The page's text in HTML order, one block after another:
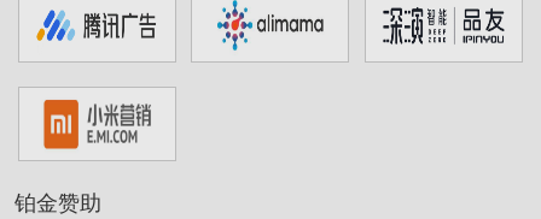
铂金赞助